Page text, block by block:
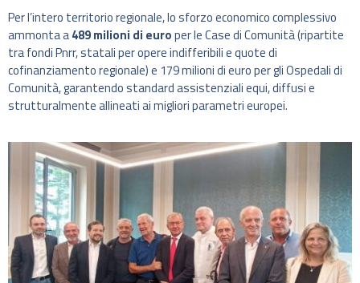
Per l’intero territorio regionale, lo sforzo economico complessivo
ammonta a489 milioni di europer le Case di Comunità (ripartite
tra fondi Pnrr, statali per opere indifferibili e quote di
cofinanziamento regionale) e 179 milioni di euro per gli Ospedali di
Comunità, garantendo standard assistenziali equi, diffusi e
strutturalmente allineati ai migliori parametri europei.